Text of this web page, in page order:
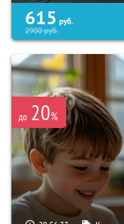
615 руб.
2900руб.
до 20%